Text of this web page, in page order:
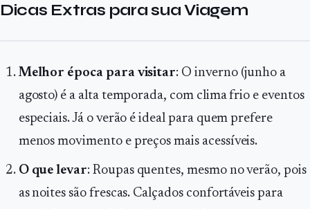
Dicas Extras para sua Viagem
Melhor época para visitar: O inverno (junho a
agosto) é a alta temporada, com clima frio e eventos
especiais. Já o verão é ideal para quem prefere
menos movimento e preços mais acessíveis.
O que levar: Roupas quentes, mesmo no verão, pois
as noites são frescas. Calçados confortáveis para